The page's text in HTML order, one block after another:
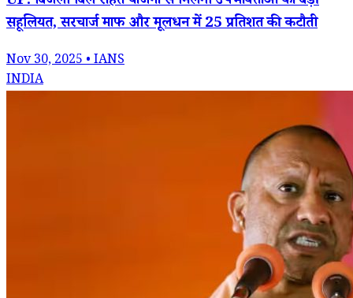
सहूलियत, सरचार्ज माफ और मूलधन में 25 प्रतिशत की कटौती
Nov 30, 2025 • IANS
INDIA